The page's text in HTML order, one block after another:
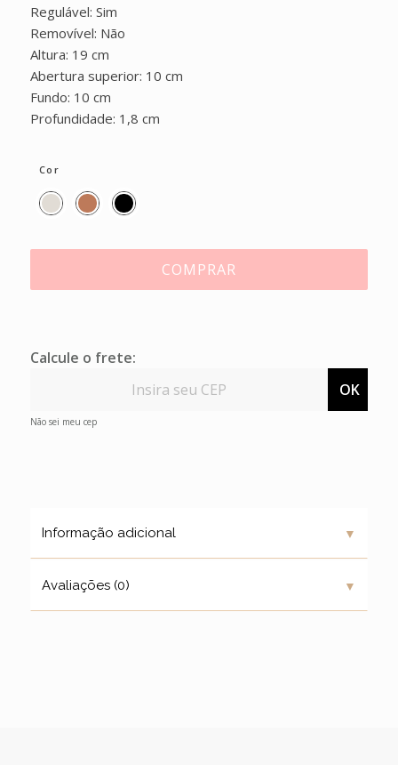
Regulável: Sim
Removível: Não
Altura: 19 cm
Abertura superior: 10 cm
Fundo: 10 cm
Profundidade: 1,8 cm
Cor
COMPRAR
Calcule o frete:
OK
Não sei meu cep
Informação adicional ▼
Avaliações (0) ▼